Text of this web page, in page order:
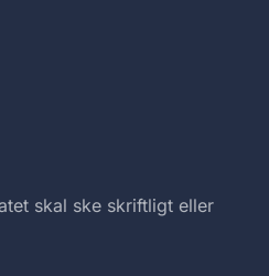
skal ske skriftligt eller